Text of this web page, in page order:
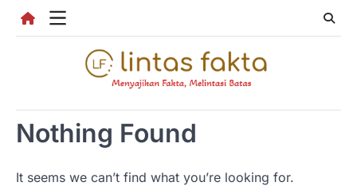
Nothing Found
It seems we can’t find what you’re looking for.